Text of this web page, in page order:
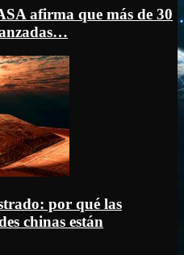
afirma que más de 30
por qué las
chinas están